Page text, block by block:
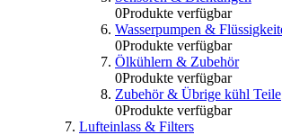
0Produkte verfügbar
Wasserpumpen &
0Produkte verfügbar
Ölkühlern & Zubehör
0Produkte verfügbar
Zubehör & Übrige kühl Teile
0Produkte verfügbar
Lufteinlass & Filters